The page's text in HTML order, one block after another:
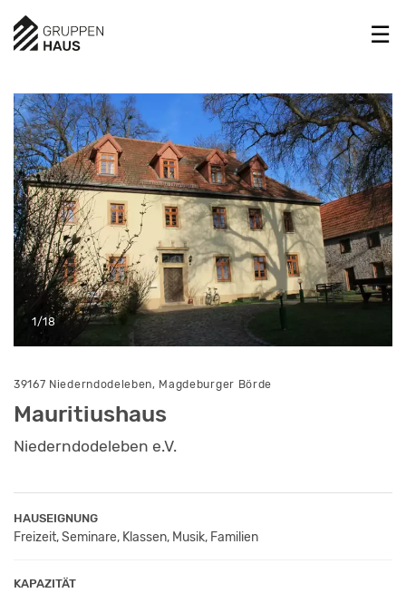
1/18
39167 Niederndodeleben, Magdeburger Börde
Mauritiushaus
Niederndodeleben e.V.
HAUSEIGNUNG
Freizeit, Seminare, Klassen, Musik, Familien
KAPAZITÄT